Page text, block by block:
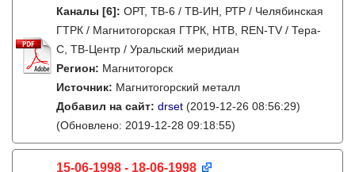
Каналы [6]: ОРТ, ТВ-6 / ТВ-ИН, РТР / Челябинская
ГТРК / Магнитогорская ГТРК, НТВ, REN-TV / Тера-
С, ТВ-Центр / Уральский меридиан
Регион: Магнитогорск
Источник: Магнитогорский металл
Добавил на сайт: drset (2019-12-26 08:56:29)
(Обновлено: 2019-12-28 09:18:55)
15-06-1998 - 18-06-1998